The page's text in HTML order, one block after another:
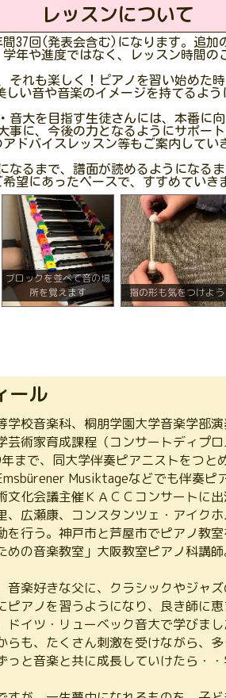
レッスンについて
37回(発表会含む)になります。追加
年や進度ではなく、レッスン時間の
それも楽しく！ピアノを習い始めた
い音や音楽のイメージを持てるよう
音大を目指す生徒さんには、本番に
事に、今後の力となるようにサポー
アドバイスレッスン等もご案内してい
なるまで、譜面が読めるようになる
希望にあったペースで、すすめていき
ブロックを並べて音の場
所を覚えます
指の形も気をつけよう
ール
学校音楽科、桐朋学園大学音楽学部
芸術家育成課程（コンサートディプ
まで、同大学伴奏ピアニストをつと
Musiktageなどでも伴奏ピ
文化会議主催ＫＡＣＣコンサートに
、広瀬康、コンスタンツェ・アイク
を行う。神戸市と芦屋市でピアノ教
めの音楽教室」大阪教室ピアノ科講
音楽好きな父に、クラシックやジャ
ピアノを習うようになり、良き師に
ドイツ・リューベック音大で学びま
らも、たくさん刺激を受けながら、
っと音楽と共に成長していけたら・